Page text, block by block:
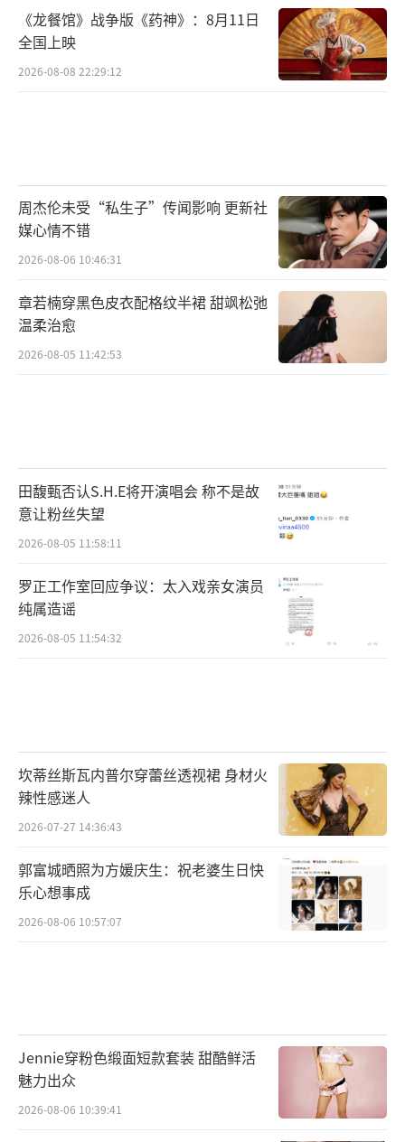
《龙餐馆》战争版《药神》：8月11日
全国上映
2026-08-08 22:29:12
周杰伦未受“私生子”传闻影响 更新社
媒心情不错
2026-08-06 10:46:31
章若楠穿黑色皮衣配格纹半裙 甜飒松弛
温柔治愈
2026-08-05 11:42:53
田馥甄否认S.H.E将开演唱会 称不是故
意让粉丝失望
2026-08-05 11:58:11
罗正工作室回应争议：太入戏亲女演员
纯属造谣
2026-08-05 11:54:32
坎蒂丝斯瓦内普尔穿蕾丝透视裙 身材火
辣性感迷人
2026-07-27 14:36:43
郭富城晒照为方媛庆生：祝老婆生日快
乐心想事成
2026-08-06 10:57:07
Jennie穿粉色缎面短款套装 甜酷鲜活
魅力出众
2026-08-06 10:39:41